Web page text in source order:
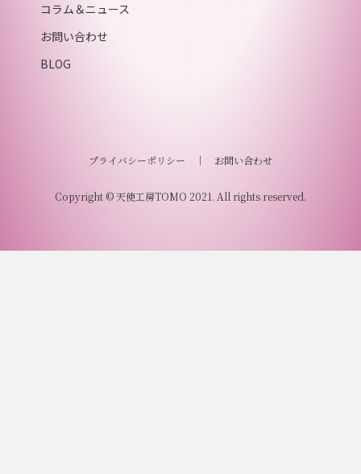
コラム＆ニュース
お問い合わせ
BLOG
プライバシーポリシー ｜ お問い合わせ
Copyright © 天使工房TOMO 2021. All rights reserved.